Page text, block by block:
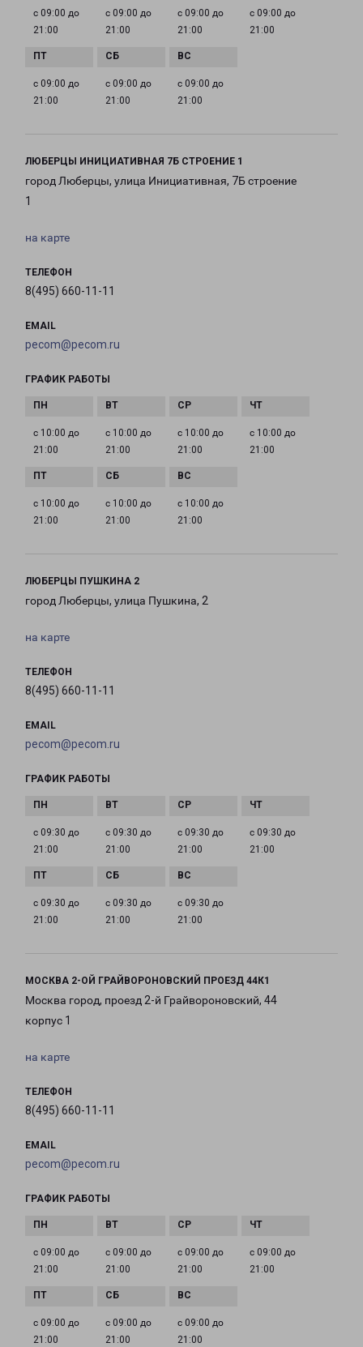
с 09:00 до
21:00
с 09:00 до
21:00
с 09:00 до
21:00
с 09:00 до
21:00
с 09:00 до
21:00
с 09:00 до
21:00
с 09:00 до
21:00
ЛЮБЕРЦЫ ИНИЦИАТИВНАЯ 7Б СТРОЕНИЕ 1
город Люберцы, улица Инициативная, 7Б строение
1
на карте
ТЕЛЕФОН
8(495) 660-11-11
EMAIL
pecom@pecom.ru
ГРАФИК РАБОТЫ
с 10:00 до
21:00
с 10:00 до
21:00
с 10:00 до
21:00
с 10:00 до
21:00
с 10:00 до
21:00
с 10:00 до
21:00
с 10:00 до
21:00
ЛЮБЕРЦЫ ПУШКИНА 2
город Люберцы, улица Пушкина, 2
на карте
ТЕЛЕФОН
8(495) 660-11-11
EMAIL
pecom@pecom.ru
ГРАФИК РАБОТЫ
с 09:30 до
21:00
с 09:30 до
21:00
с 09:30 до
21:00
с 09:30 до
21:00
с 09:30 до
21:00
с 09:30 до
21:00
с 09:30 до
21:00
МОСКВА 2-ОЙ ГРАЙВОРОНОВСКИЙ ПРОЕЗД 44К1
Москва город, проезд 2-й Грайвороновский, 44
корпус 1
на карте
ТЕЛЕФОН
8(495) 660-11-11
EMAIL
pecom@pecom.ru
ГРАФИК РАБОТЫ
с 09:00 до
21:00
с 09:00 до
21:00
с 09:00 до
21:00
с 09:00 до
21:00
с 09:00 до
21:00
с 09:00 до
21:00
с 09:00 до
21:00